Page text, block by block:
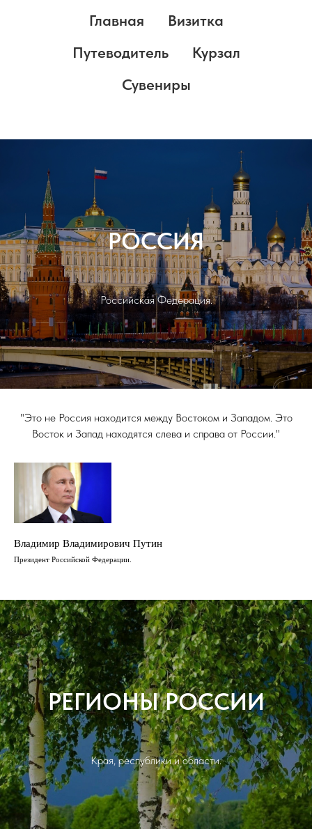
Главная
Визитка
Путеводитель
Курзал
Сувениры
РОССИЯ
Российская Федерация.
"Это не Россия находится между Востоком и Западом. Это
Восток и Запад находятся слева и справа от России."
Владимир Владимирович Путин
Президент Российской Федерации.
РЕГИОНЫ РОССИИ
Края, республики и области.